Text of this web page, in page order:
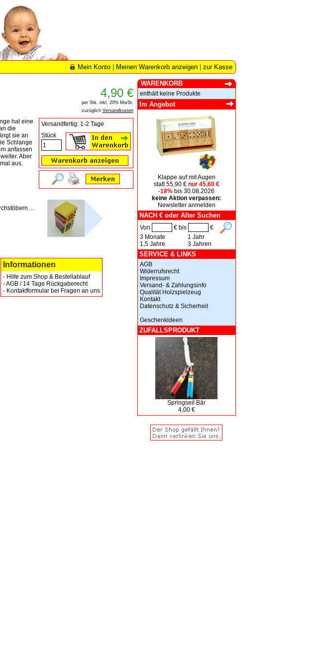
Mein Konto| Meinen Warenkorb anzeigen| zur Kasse
4,90 €
per Stk. inkl. 20% MwSt.
zuzüglich Versandkosten
hat eine
die
sie an
Schlange
anfassen
Aber
aus.
Versandfertig: 1-2 Tage
Stück
...
Informationen
- Hilfe zum Shop & Bestellablauf
-AGB / 14 Tage Rückgaberecht
- Kontaktformular bei Fragen an uns
WARENKORB
enthält keine Produkte
Im Angebot
Klappe auf mit Augen
statt 55,90 €nur 45,60 €
-18% bis 30.08.2026
keine Aktion verpassen:
Newsletter anmelden
NACH € oder Alter Suchen
Von € bis
€
3 Monate
1,5 Jahre
1 Jahr
3 Jahren
SERVICE & LINKS
AGB
Widerrufsrecht
Impressum
Versand- & Zahlungsinfo
Qualität Holzspielzeug
Kontakt
Datenschutz & Sicherheit
Geschenkideen
ZUFALLSPRODUKT
Springseil Bär
4,00 €